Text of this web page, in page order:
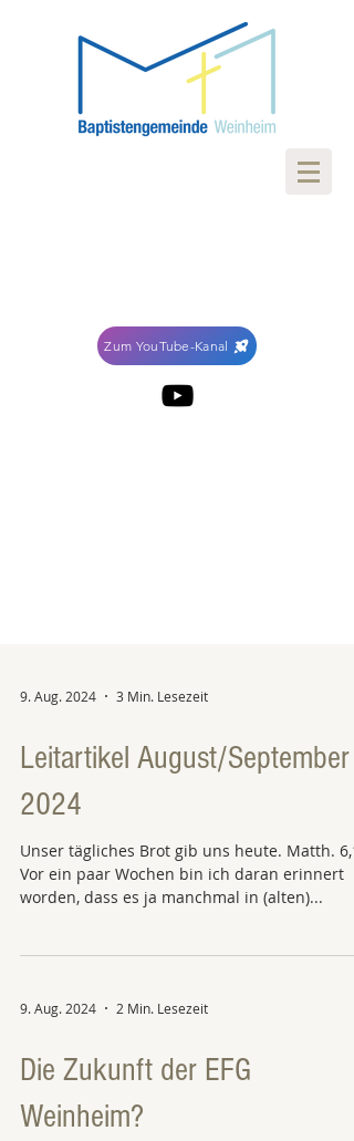
Zum YouTube-Kanal
9. Aug. 2024 3 Min. Lesezeit
Leitartikel August/September
2024
Unser tägliches Brot gib uns heute. Matth.
Vor ein paar Wochen bin ich daran erinnert
worden, dass es ja manchmal in (alten)...
9. Aug. 2024 2 Min. Lesezeit
Die Zukunft der EFG
Weinheim?